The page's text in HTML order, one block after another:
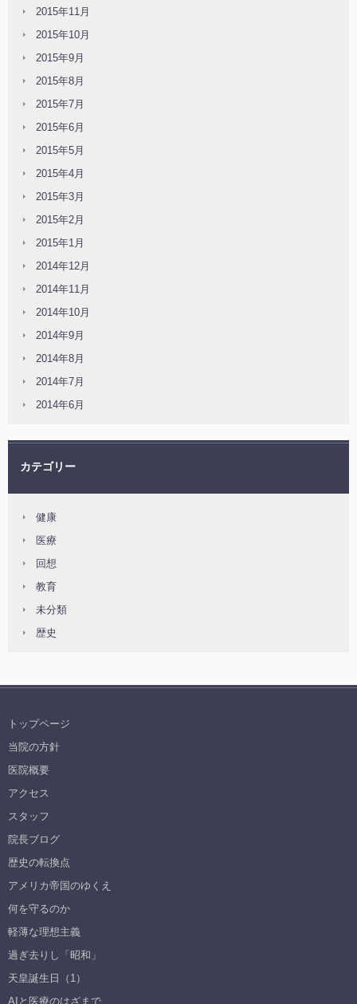
2015年11月
2015年10月
2015年9月
2015年8月
2015年7月
2015年6月
2015年5月
2015年4月
2015年3月
2015年2月
2015年1月
2014年12月
2014年11月
2014年10月
2014年9月
2014年8月
2014年7月
2014年6月
カテゴリー
健康
医療
回想
教育
未分類
歴史
トップページ
当院の方針
医院概要
アクセス
スタッフ
院長ブログ
歴史の転換点
アメリカ帝国のゆくえ
何を守るのか
軽薄な理想主義
過ぎ去りし「昭和」
天皇誕生日（1）
AIと医療のはざまで